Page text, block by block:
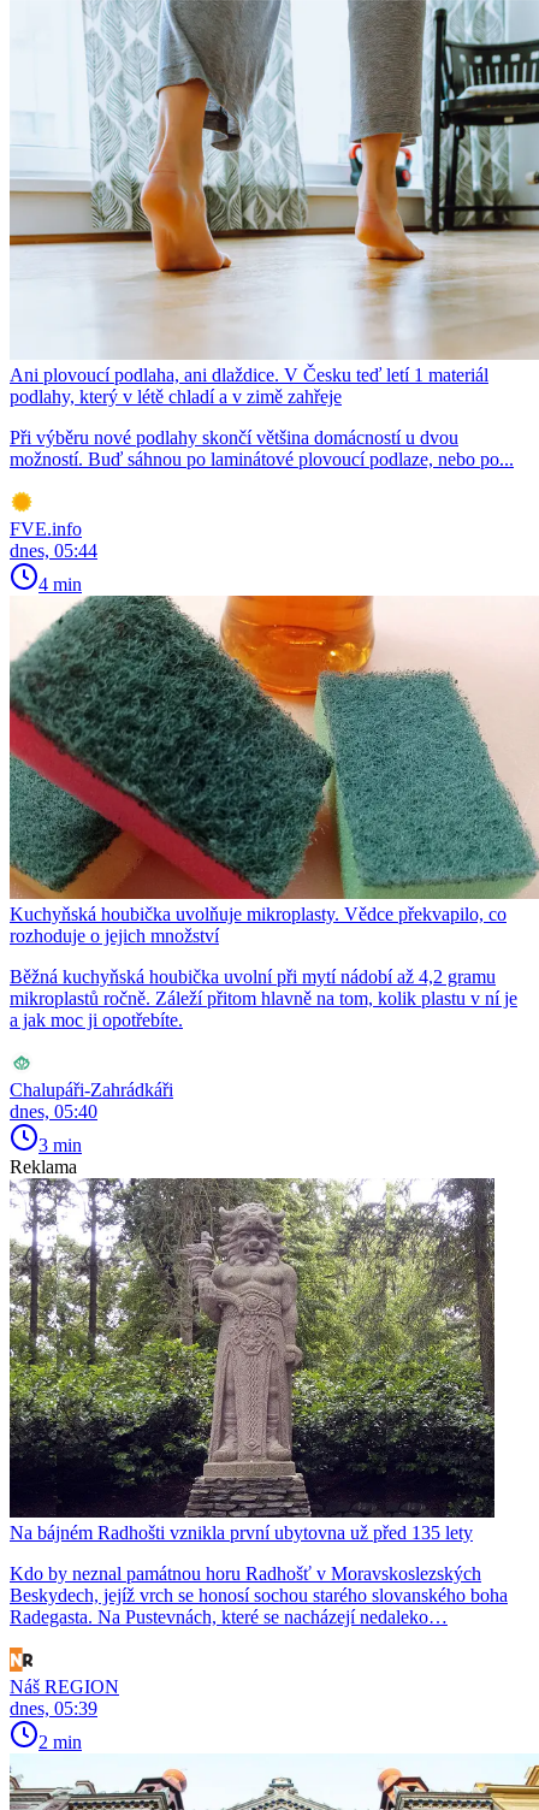
Ani plovoucí podlaha, ani dlaždice. V Česku teď letí 1 materiál
podlahy, který v létě chladí a v zimě zahřeje
Při výběru nové podlahy skončí většina domácností u dvou
možností. Buď sáhnou po laminátové plovoucí podlaze, nebo po...
FVE.info
dnes, 05:44
4 min
Kuchyňská houbička uvolňuje mikroplasty. Vědce překvapilo, co
rozhoduje o jejich množství
Běžná kuchyňská houbička uvolní při mytí nádobí až 4,2 gramu
mikroplastů ročně. Záleží přitom hlavně na tom, kolik plastu v ní je
a jak moc ji opotřebíte.
Chalupáři-Zahrádkáři
dnes, 05:40
3 min
Reklama
Na bájném Radhošti vznikla první ubytovna už před 135 lety
Kdo by neznal památnou horu Radhošť v Moravskoslezských
Beskydech, jejíž vrch se honosí sochou starého slovanského boha
Radegasta. Na Pustevnách, které se nacházejí nedaleko…
Náš REGION
dnes, 05:39
2 min